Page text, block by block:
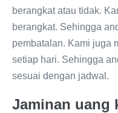
berangkat atau tidak.
berangkat. Sehingga
pembatalan. Kami juga
setiap hari. Sehingga
sesuai dengan jadwal.
Jaminan uang